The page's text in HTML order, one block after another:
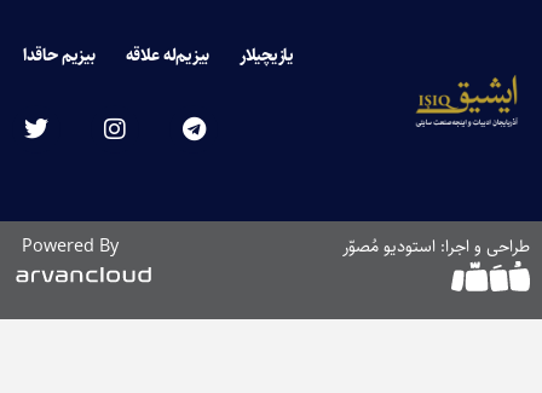
یازیچیلار بیزیم‌له علاقه بیزیم حاقدا
طراحی و اجرا: استودیو مُصوّر Powered By